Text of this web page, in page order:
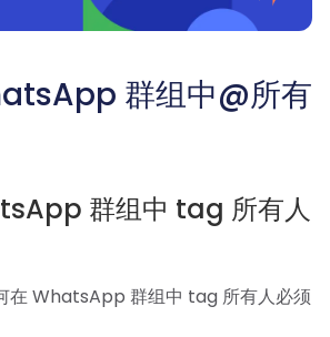
群组中@所有
群组中 tag 所有人
在 WhatsApp 群组中 tag 所有人必须